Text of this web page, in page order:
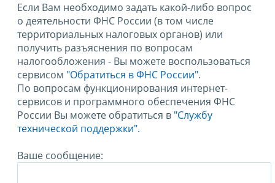
Если Вам необходимо задать какой-либо вопрос
о деятельности ФНС России (в том числе
территориальных налоговых органов) или
получить разъяснения по вопросам
налогообложения - Вы можете воспользоваться
сервисом "Обратиться в ФНС России".
По вопросам функционирования интернет-
сервисов и программного обеспечения ФНС
России Вы можете обратиться в "Службу
технической поддержки".
Ваше сообщение: